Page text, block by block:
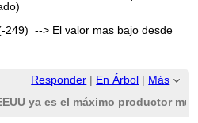
249) --> El valor mas bajo desde
Responder En Árbol
Más
ya es el máximo productor